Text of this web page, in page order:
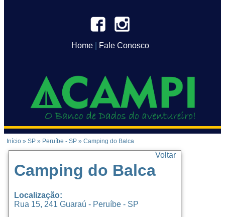
Home| Fale Conosco
Início » SP » Peruíbe - SP » Camping do Balca
Voltar
Camping do Balca
Localização:
Rua 15, 241 Guaraú - Peruíbe - SP